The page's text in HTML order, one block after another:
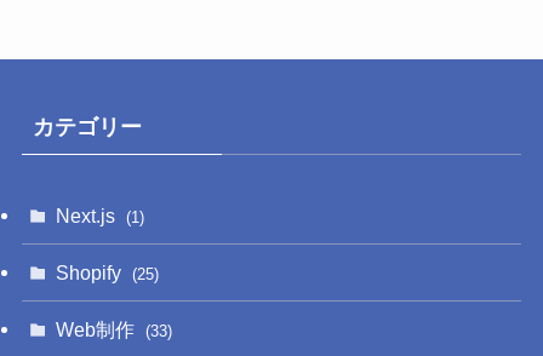
カテゴリー
Next.js (1)
Shopify (25)
Web制作 (33)